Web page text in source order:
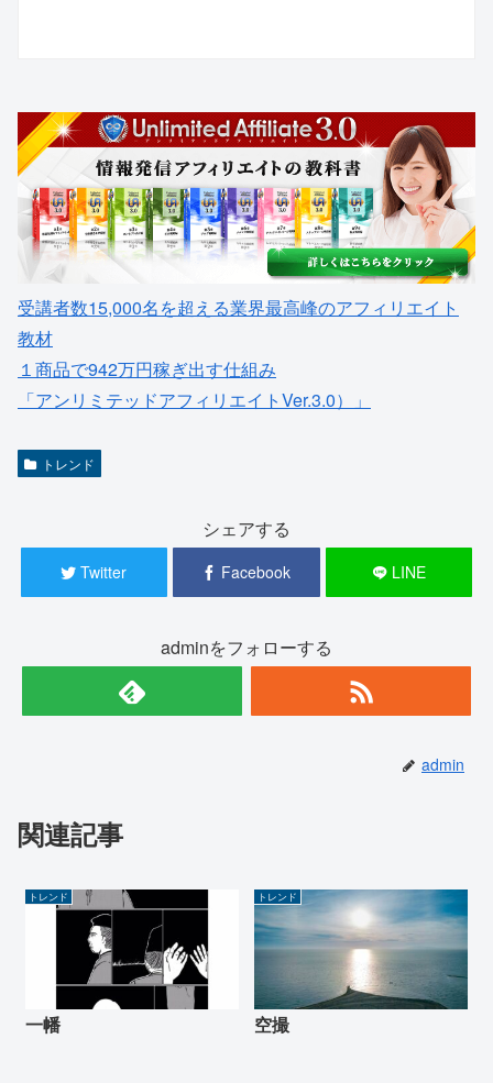
受講者数15,000名を超える業界最高峰のアフィリエイト
教材
１商品で942万円稼ぎ出す仕組み
「アンリミテッドアフィリエイトVer.3.0）」
トレンド
シェアする
Twitter Facebook LINE
adminをフォローする
admin
関連記事
トレンド
一幡
トレンド
空撮